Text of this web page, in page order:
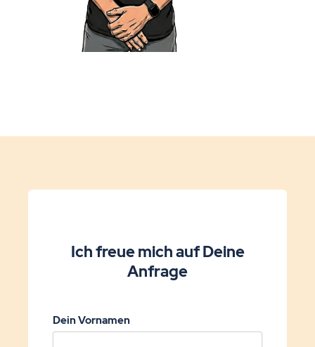
Ich freue mich auf Deine
Anfrage
Dein Vornamen